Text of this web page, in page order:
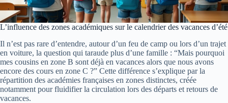
L’influence des zones académiques sur le calendrier des vacances d’été
Il n’est pas rare d’entendre, autour d’un feu de camp ou lors d’un trajet
en voiture, la question qui taraude plus d’une famille : “Mais pourquoi
mes cousins en zone B sont déjà en vacances alors que nous avons
encore des cours en zone C ?” Cette différence s’explique par la
répartition des académies françaises en zones distinctes, créée
notamment pour fluidifier la circulation lors des départs et retours de
vacances.